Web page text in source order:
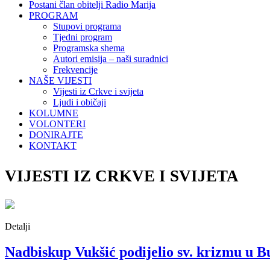
Postani član obitelji Radio Marija
PROGRAM
Stupovi programa
Tjedni program
Programska shema
Autori emisija – naši suradnici
Frekvencije
NAŠE VIJESTI
Vijesti iz Crkve i svijeta
Ljudi i običaji
KOLUMNE
VOLONTERI
DONIRAJTE
KONTAKT
VIJESTI IZ CRKVE I SVIJETA
Detalji
Nadbiskup Vukšić podijelio sv. krizmu u